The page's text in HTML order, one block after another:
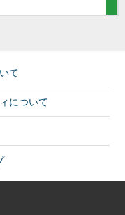
て
について